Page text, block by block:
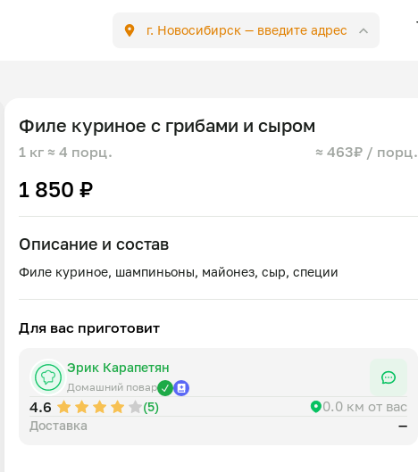
г. Новосибирск — введите адрес
Филе куриное с грибами и сыром
1 кг ≈ 4 порц. ≈ 463₽ / порц.
1 850 ₽
Описание и состав
Для вас приготовит
Эрик Карапетян
Домашний повар
4.6 (5) 0.0 км от вас
Доставка —